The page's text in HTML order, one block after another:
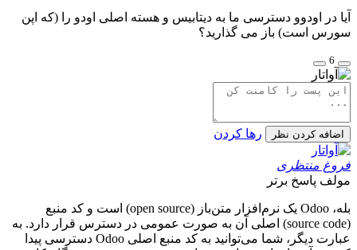
آیا در اودوو دسترسی ما به دیتابیس و هسته اصلی اودو را (که اپن
سورس است) باز می گذارید؟
6
اضافه کردن نظر رها کردن
فروغ منتظری
مولف پاسخ برتر
بله، Odoo یک نرم‌افزار متن‌باز (open source) است و کد منبع
(source code) اصلی آن به صورت عمومی در دسترس قرار دارد. به
عبارت دیگر، شما می‌توانید به کد منبع اصلی Odoo دسترسی پیدا